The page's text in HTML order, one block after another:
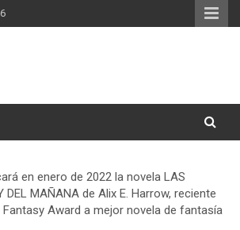
en enero de 2022 la novela LAS
DEL MAÑANA de Alix E. Harrow, reciente
Award a mejor novela de fantasía